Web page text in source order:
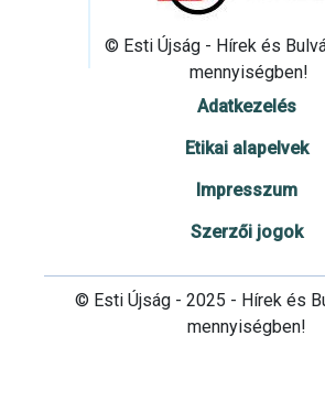
© Esti Újság - Hírek és
mennyiségben!
Adatkezelés
Etikai alapelvek
Impresszum
Szerzői jogok
© Esti Újság - 2025 - Hírek és
mennyiségben!